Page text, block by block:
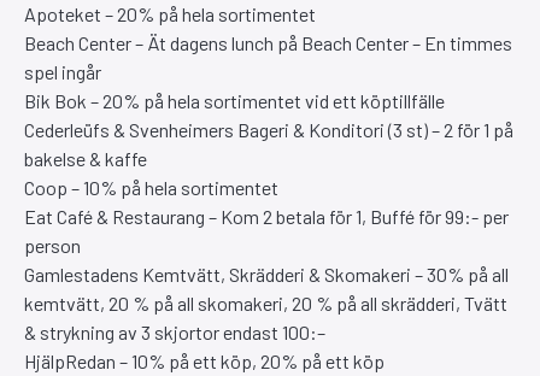
Apoteket – 20% på hela sortimentet
Beach Center – Ät dagens lunch på Beach Center – En timmes
spel ingår
Bik Bok – 20% på hela sortimentet vid ett köptillfälle
Cederleüfs & Svenheimers Bageri & Konditori (3 st) – 2 för 1 på
bakelse & kaffe
Coop – 10% på hela sortimentet
Eat Café & Restaurang – Kom 2 betala för 1, Buffé för 99:- per
person
Gamlestadens Kemtvätt, Skrädderi & Skomakeri – 30% på all
kemtvätt, 20 % på all skomakeri, 20 % på all skrädderi, Tvätt
& strykning av 3 skjortor endast 100:–
HjälpRedan – 10% på ett köp, 20% på ett köp